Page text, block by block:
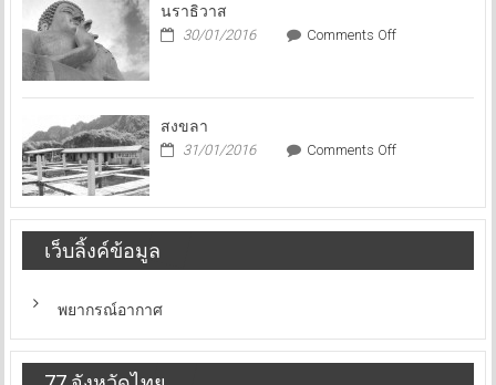
นราธิวาส
30/01/2016 Comments Offon
สงขลา
31/01/2016 Comments Offon
เว็บลิ้งค์ข้อมูล
พยากรณ์อากาศ